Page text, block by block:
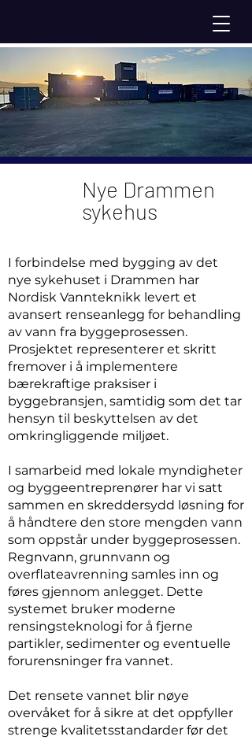
Nye Drammen
sykehus
I forbindelse med bygging av det
nye sykehuset i Drammen har
Nordisk Vannteknikk levert et
avansert renseanlegg for behandling
av vann fra byggeprosessen.
Prosjektet representerer et skritt
fremover i å implementere
bærekraftige praksiser i
byggebransjen, samtidig som det tar
hensyn til beskyttelsen av det
omkringliggende miljøet.
I samarbeid med lokale myndigheter
og byggeentreprenører har vi satt
sammen en skreddersydd løsning for
å håndtere den store mengden vann
som oppstår under byggeprosessen.
Regnvann, grunnvann og
overflateavrenning samles inn og
føres gjennom anlegget. Dette
systemet bruker moderne
rensingsteknologi for å fjerne
partikler, sedimenter og eventuelle
forurensninger fra vannet.
Det rensete vannet blir nøye
overvåket for å sikre at det oppfyller
strenge kvalitetsstandarder før det